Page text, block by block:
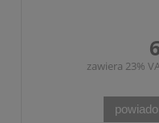
zawiera 23%